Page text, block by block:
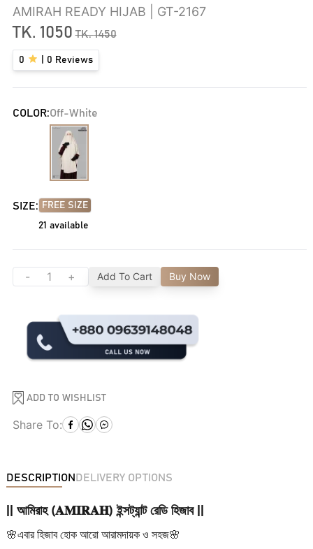
AMIRAH READY HIJAB | GT-2167
TK. 1050 TK.1450
0 0 Reviews
COLOR:Off-White
SIZE: FREE SIZE
21 available
- + Add To Cart Buy Now
ADD TO WISHLIST
Share To:
DESCRIPTION DELIVERY OPTIONS
|| আমিরাহ (𝐀𝐌𝐈𝐑𝐀𝐇) ইন্সট্যান্ট রেডি হিজাব ||
🌸এবার হিজাব হোক আরো আরামদায়ক ও সহজ🌸